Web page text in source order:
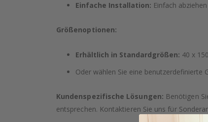
Einfache Installation: Einfach
Größenoptionen:
Erhältlich in Standardgrößen: 40 x
Oder wählen Sie eine benutzerdefinierte
Kundenspezifische Lösungen: Benötigen
entsprechen. Kontaktieren Sie uns für